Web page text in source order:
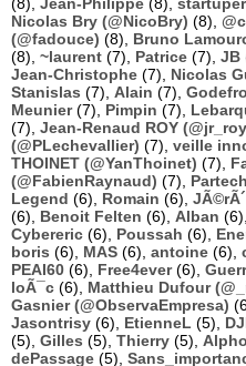
Nicolas Bry (@NicoBry) (8),
(@fadouce) (8), Bruno
(8), ~laurent (7), Patrice (7), JB
Jean-Christophe (7), Nicolas
Stanislas (7), Alain (7),
Meunier(7), Pimpin (7),
(7), Jean-Renaud ROY
(@PLechevallier) (7), veille
THOINET (@YanThoinet) (7),
(@FabienRaynaud) (7),
Legend (6), Romain (6),
(6), Benoit Felten (6), Alban (6),
Cybereric (6), Poussah (6),
boris (6), MAS (6), antoine (6),
PEAI60 (6), Free4ever(6),
loÃ¯c (6), Matthieu Dufour
Gasnier (@ObservaEmpresa)
Jasontrisy (6), EtienneL (5),
(5), Gilles (5), Thierry (5),
dePassage (5),